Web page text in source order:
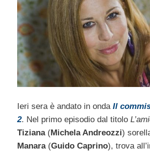
Ieri sera è andato in onda Il
2. Nel primo episodio dal titolo
Tiziana(Michela Andreozzi)
Manara(Guido Caprino), trova